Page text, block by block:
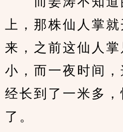
上，那株仙人掌
来，之前这仙人
小，而一夜时间
经长到了一米多
了。